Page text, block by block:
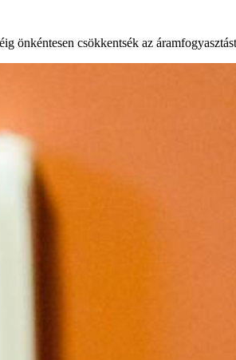
önkéntesen csökkentsék az